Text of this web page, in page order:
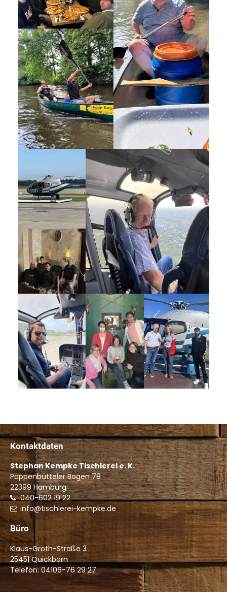
Kontaktdaten
Stephan Kempke Tischlerei e. K.
Poppenbütteler Bogen 78
22399 Hamburg
040-602 19 22
info@tischlerei-kempke.de
Büro
Klaus-Groth-Straße 3
25451 Quickborn
Telefon: 04106-76 29 27